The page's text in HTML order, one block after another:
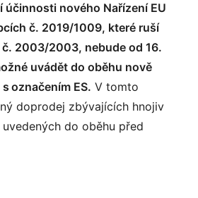
účinnosti nového Nařízení EU
č. 2019/1009, které ruší
2003/2003, nebude od 16.
uvádět do oběhu nově
označením ES. V tomto
doprodej zbývajících hnojiv
do oběhu před